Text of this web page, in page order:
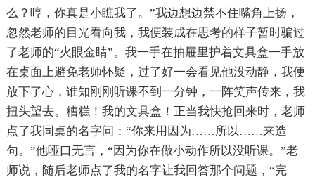
么？哼，你真是小瞧我了。”我边想边禁不住嘴角上扬，
忽然老师的目光看向我，我便装成在思考的样子暂时骗过
了老师的“火眼金睛”。我一手在抽屉里护着文具盒一手放
在桌面上避免老师怀疑，过了好一会看见他没动静，我便
放下了心，谁知刚刚听课不到一分钟，一阵笑声传来，我
扭头望去。糟糕！我的文具盒！正当我快抢回来时，老师
点了我同桌的名字问：“你来用因为……所以……来造
句。”他哑口无言，“因为你在做小动作所以没听课。”老
师说，随后老师点了我的名字让我回答那个问题，“完